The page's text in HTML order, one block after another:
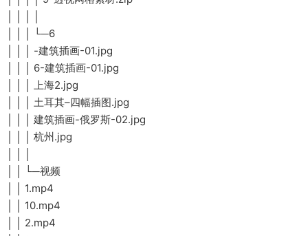
│ │ │ └─6
│ │ │ -建筑插画-01.jpg
│ │ │ 6-建筑插画-01.jpg
│ │ │ 上海2.jpg
│ │ │ 土耳其–四幅插图.jpg
│ │ │ 建筑插画-俄罗斯-02.jpg
│ │ │ 杭州.jpg
│ │ └─视频
│ │ 1.mp4
│ │ 10.mp4
│ │ 2.mp4